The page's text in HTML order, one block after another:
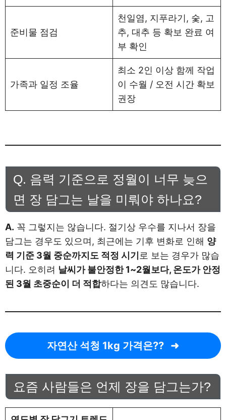
준비물 점검
천일염, 지푸라기, 숯, 고
추, 대추 등 확보 완료 여
부 확인
가족과 일정 조율
최소 2인 이상 함께 작업
이 수월 / 오전 시간 확보
권장
Q. 음력 기준으로 정월이 너무 늦으
면 장 담그는 날을 미뤄야 하나요?
A. 꼭 그렇지는 않습니다. 절기상 우수를 지나서 장을
담그는 경우도 있으며, 최근에는 기후 변화로 인해 양
력 기준 3월 중순까지도 적정 시기 로 보는 경우가 많습
니다. 오히려 날씨가 불안정한 1~2월보다, 온도가 안정
된 3월 초중순이 더 적합하다는 의견도 많습니다.
자연산 석청 1kg 가격은??
요즘 사람들은 언제 장을 담그는가?